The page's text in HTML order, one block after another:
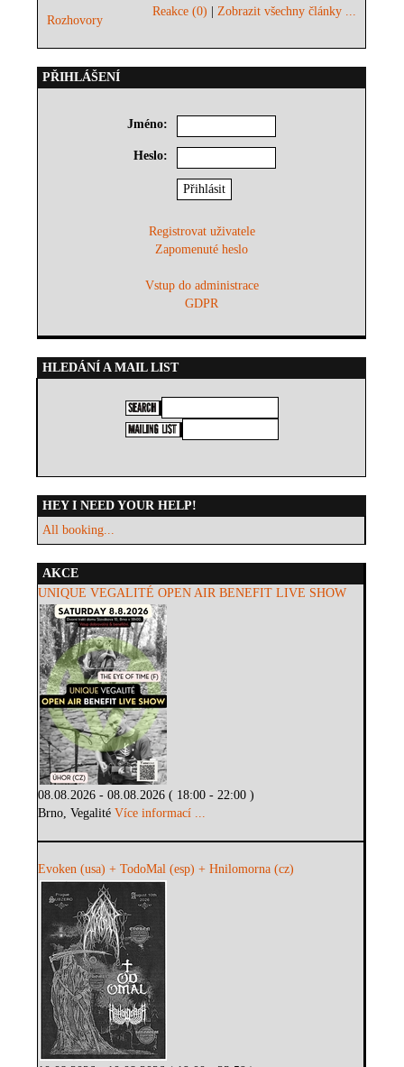
Rozhovory
Reakce (0) |Zobrazit všechny články ...
PŘIHLÁŠENÍ
Jméno:
Heslo:
Registrovat uživatele
Zapomenuté heslo
Vstup do administrace
GDPR
HLEDÁNÍ A MAIL LIST
HEY I NEED YOUR HELP!
All booking...
AKCE
UNIQUE VEGALITÉ OPEN AIR BENEFIT LIVE SHOW
08.08.2026 - 08.08.2026 ( 18:00 - 22:00 )
Brno, VegalitéVíce informací ...
Evoken (usa) + TodoMal (esp) + Hnilomorna (cz)